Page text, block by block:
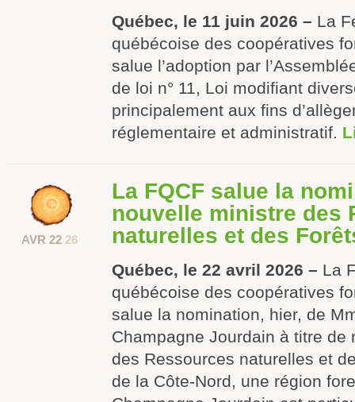
Québec, le 11 juin 2026 – La
québécoise des coopératives
salue l’adoption par
de loi n° 11, Loi modifiant
principalement aux fins
réglementaire et administratif.
AVR 22 26
La FQCF salue la
nouvelle ministre des
naturelles et des
Québec, le 22 avril 2026 – La
québécoise des coopératives
salue la nomination, hier, de
Champagne Jourdain à titre de
des Ressources naturelles et
de la Côte-Nord, une région